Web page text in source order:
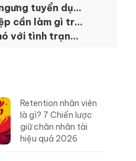
trên thị trường lao động hiện nay
trong thời điểm “đóng băng”?
trạng dừng tuyển dụng
Retention nhân viên
là gì? 7 Chiến lược
giữ chân nhân tài
hiệu quả 2026